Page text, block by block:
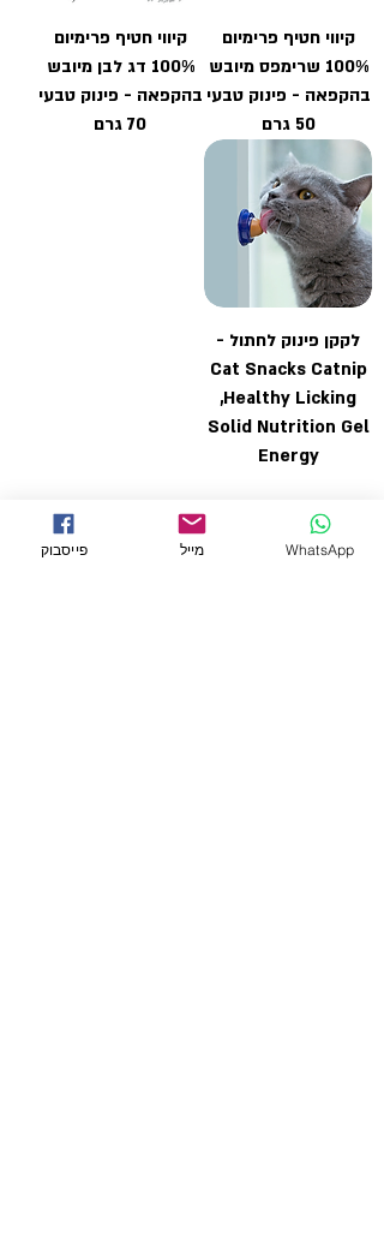
קיווי חטיף פרימיום
100% שרימפס מיובש
בהקפאה - פינוק טבעי
50 גרם
קיווי חטיף פרימיום
100% דג לבן מיובש
בהקפאה - פינוק טבעי
70 גרם
לקקן פינוק לחתול -
Cat Snacks Catnip
,Healthy Licking
Solid Nutrition Gel
Energy
פייסבוק מייל WhatsApp